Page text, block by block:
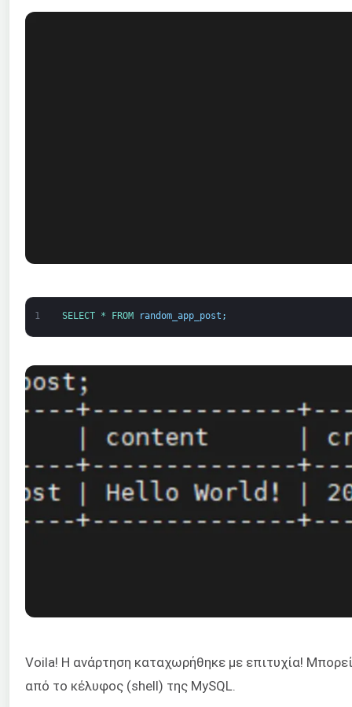
1 SELECT * FROM random_app_post ;
Voila! Η ανάρτηση καταχωρήθηκε με επιτυχία!
από το κέλυφος (shell) της MySQL.